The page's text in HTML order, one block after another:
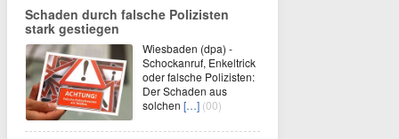
Schaden durch falsche Polizisten
stark gestiegen
Wiesbaden (dpa) -
Schockanruf, Enkeltrick
oder falsche Polizisten:
Der Schaden aus
solchen […] (00)